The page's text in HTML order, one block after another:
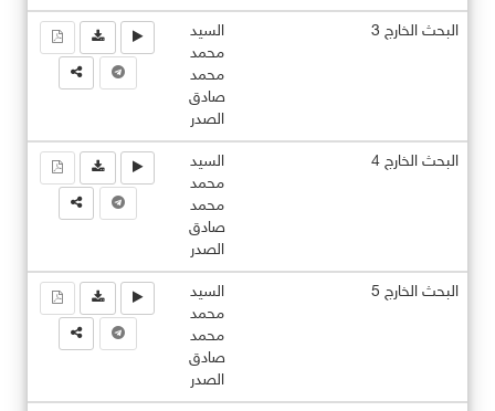
البحث الخارج 3
السيد
محمد
محمد
صادق
الصدر
البحث الخارج 4
السيد
محمد
محمد
صادق
الصدر
البحث الخارج 5
السيد
محمد
محمد
صادق
الصدر